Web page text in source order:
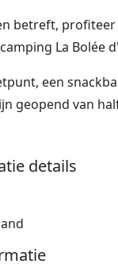
betreft, profiteer
La Bolée
een
geopend van
details